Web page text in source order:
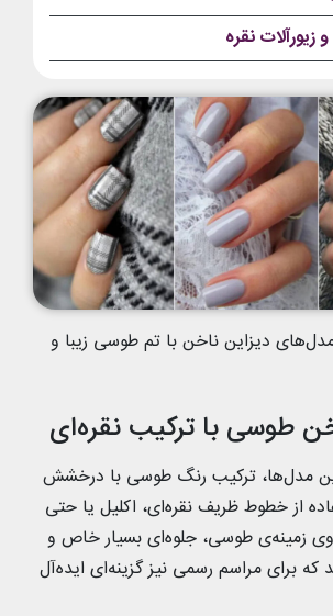
نقره
دیزاین ناخن با تم طوسی زیبا و
مدل‌ها، ترکیب رنگ طوسی با درخشش
از خطوط ظریف نقره‌ای، اکلیل یا حتی
زمینه‌ی طوسی، جلوه‌ای بسیار خاص و
برای مراسم رسمی نیز گزینه‌ای ایده‌آل